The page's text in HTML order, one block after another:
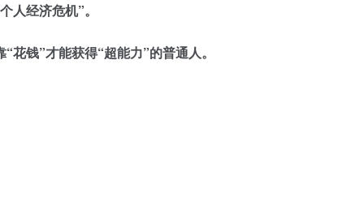
人经济危机”。
“花钱”才能获得“超能力”的普通人。